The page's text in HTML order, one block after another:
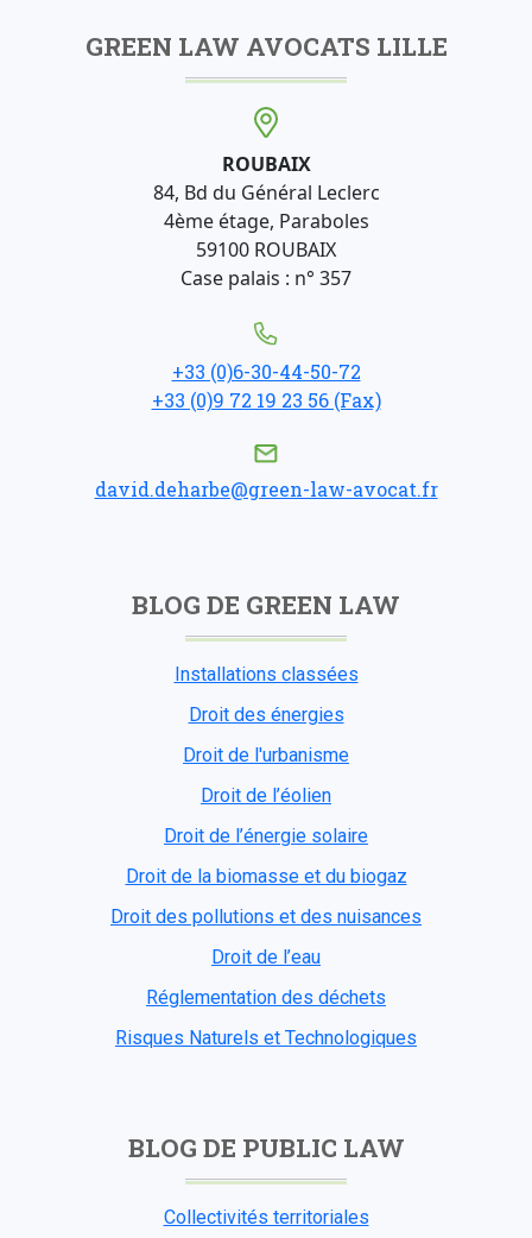
GREEN LAW AVOCATS LILLE
ROUBAIX
84, Bd du Général Leclerc
4ème étage, Paraboles
59100 ROUBAIX
Case palais : n° 357
+33 (0)6-30-44-50-72
+33 (0)9 72 19 23 56 (Fax)
david.deharbe@green-law-avocat.fr
BLOG DE GREEN LAW
Installations classées
Droit des énergies
Droit de l'urbanisme
Droit de l’éolien
Droit de l’énergie solaire
Droit de la biomasse et du biogaz
Droit des pollutions et des nuisances
Droit de l’eau
Réglementation des déchets
Risques Naturels et Technologiques
BLOG DE PUBLIC LAW
Collectivités territoriales